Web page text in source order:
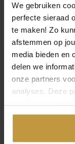
We gebruiken
perfecte sieraad
te maken! Zo
afstemmen op
media bieden en
delen we
onze partners
analyses. Deze
combineren met
gedeeld of die
WAAROM DE